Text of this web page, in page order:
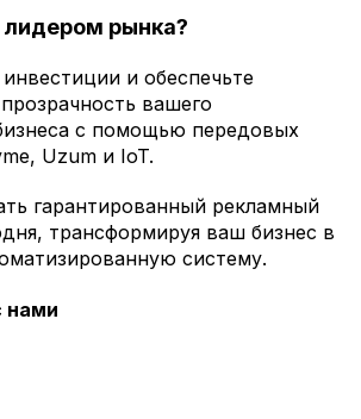
лидером рынка?
и обеспечьте
вашего
с помощью передовых
Uzum и IoT.
гарантированный рекламный
трансформируя ваш бизнес в
систему.
нами